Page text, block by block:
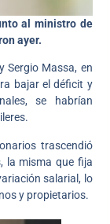
al ministro de
ayer.
Sergio Massa, en
bajar el déficit y
se habrían
trascendió
la misma que fija
salarial, lo
y propietarios.